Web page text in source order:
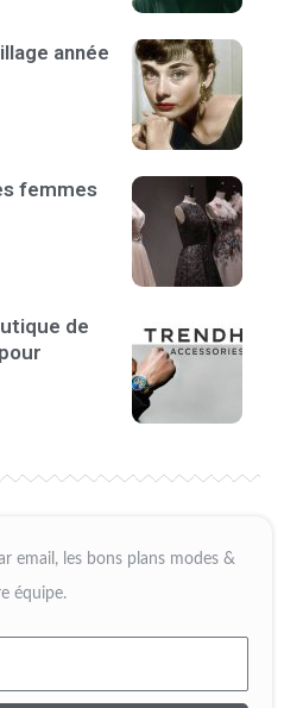
année
femmes
de
email, les bons plans modes &
équipe.